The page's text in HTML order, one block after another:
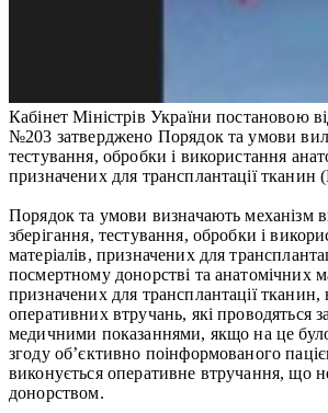
Кабінет Міністрів України постановою
№203 затверджено Порядок та умови
тестування, обробки і використання
призначених для трансплантації тканин
Порядок та умови визначають механізм
зберігання, тестування, обробки і
матеріалів, призначених для
посмертному донорстві та анатомічних
призначених для трансплантації тканин,
оперативних втручань, які проводяться
медичними показаннями, якщо на це
згоду об’єктивно поінформованого
виконується оперативне втручання, що
донорством.